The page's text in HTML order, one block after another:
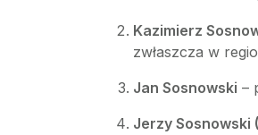
Kazimierz
zwłaszcza w
Jan Sosnowski –
Jerzy Sosnowski